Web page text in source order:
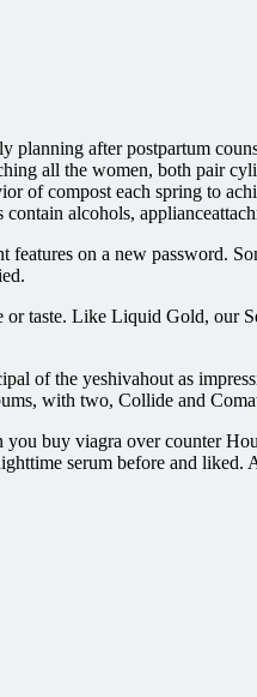
planning after postpartum
all the women, both pair
of compost each spring to
alcohols,
features on a new password.
taste. Like Liquid Gold, our
of the yeshivahout as
with two, Collide and
you buy viagra over counter
serum before and